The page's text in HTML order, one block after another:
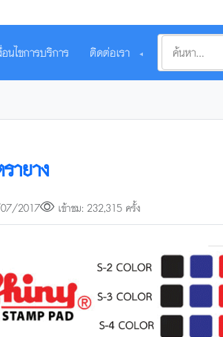
อนไขการบริการ ติดต่อเรา ▼
ายาง
2017 เข้าชม: 232,315 ครั้ง